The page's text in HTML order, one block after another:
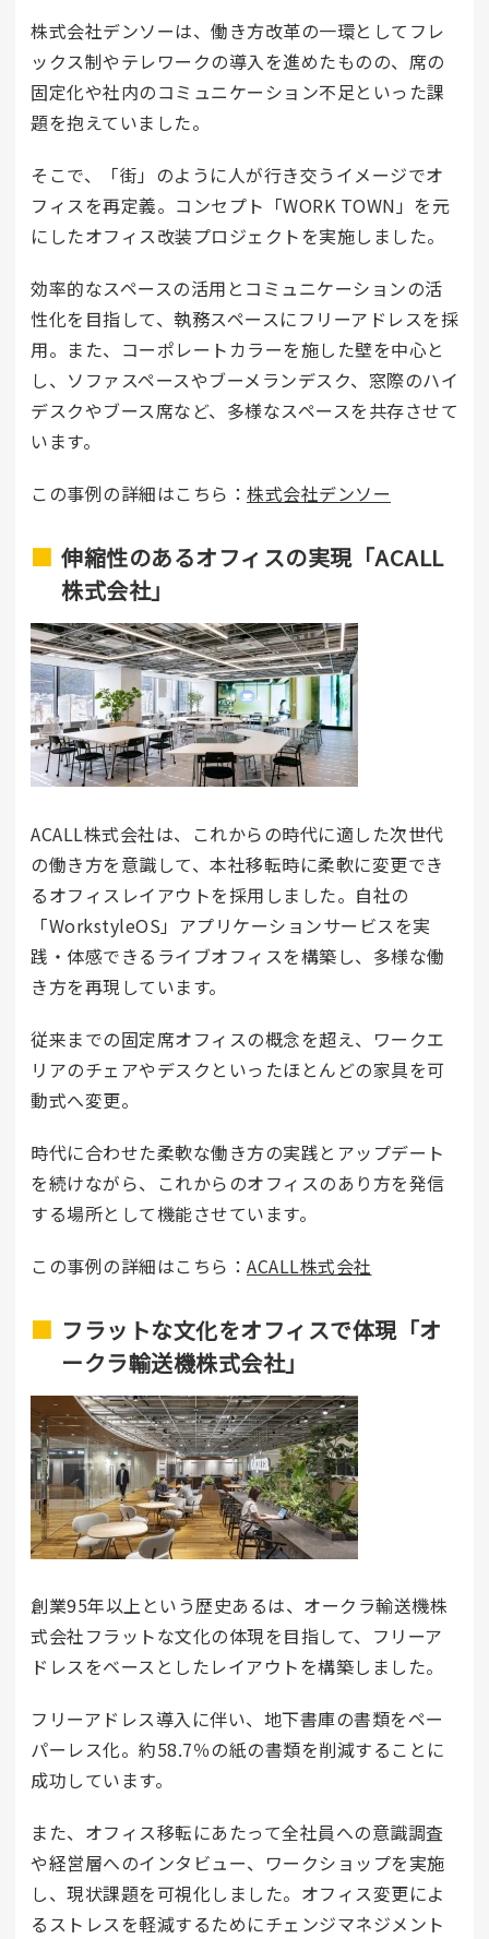
株式会社デンソーは、働き方改革の一環としてフレ
ックス制やテレワークの導入を進めたものの、席の
固定化や社内のコミュニケーション不足といった課
題を抱えていました。
そこで、「街」のように人が行き交うイメージでオ
フィスを再定義。コンセプト「WORK TOWN」を元
にしたオフィス改装プロジェクトを実施しました。
効率的なスペースの活用とコミュニケーションの活
性化を目指して、執務スペースにフリーアドレスを採
用。また、コーポレートカラーを施した壁を中心と
し、ソファスペースやブーメランデスク、窓際のハイ
デスクやブース席など、多様なスペースを共存させて
います。
この事例の詳細はこちら： 株式会社デンソー
伸縮性のあるオフィスの実現「ACALL
株式会社」
ACALL株式会社は、これからの時代に適した次世代
の働き方を意識して、本社移転時に柔軟に変更でき
るオフィスレイアウトを採用しました。自社の
「WorkstyleOS」アプリケーションサービスを実
践・体感できるライブオフィスを構築し、多様な働
き方を再現しています。
従来までの固定席オフィスの概念を超え、ワークエ
リアのチェアやデスクといったほとんどの家具を可
動式へ変更。
時代に合わせた柔軟な働き方の実践とアップデート
を続けながら、これからのオフィスのあり方を発信
する場所として機能させています。
この事例の詳細はこちら： ACALL株式会社
フラットな文化をオフィスで体現「オ
ークラ輸送機株式会社」
創業95年以上という歴史あるは、オークラ輸送機株
式会社フラットな文化の体現を目指して、フリーア
ドレスをベースとしたレイアウトを構築しました。
フリーアドレス導入に伴い、地下書庫の書類をペー
パーレス化。約58.7％の紙の書類を削減することに
成功しています。
また、オフィス移転にあたって全社員への意識調査
や経営層へのインタビュー、ワークショップを実施
し、現状課題を可視化しました。オフィス変更によ
るストレスを軽減するためにチェンジマネジメント